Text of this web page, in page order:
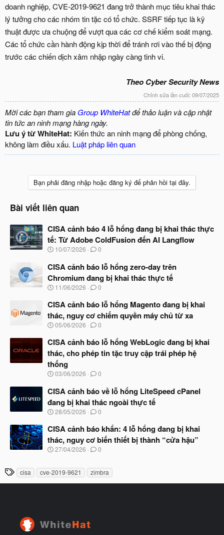
doanh nghiệp, CVE-2019-9621 đang trở thành mục tiêu khai thác
lý tưởng cho các nhóm tin tặc có tổ chức. SSRF tiếp tục là kỹ
thuật được ưa chuộng để vượt qua các cơ chế kiểm soát mạng.
Các tổ chức cần hành động kịp thời để tránh rơi vào thế bị động
trước các chiến dịch xâm nhập ngày càng tinh vi.
Theo Cyber Security News
Chỉnh sửa lần cuối: 09/07/2025
Mời các bạn tham gia Group WhiteHatđể thảo luận và cập nhật
tin tức an ninh mạng hàng ngày.
Lưu ý từ WhiteHat: Kiến thức an ninh mạng để phòng chống,
không làm điều xấu. Luật pháp liên quan
Bạn phải đăng nhập hoặc đăng ký để phản hồi tại đây.
Bài viết liên quan
CISA cảnh báo 4 lỗ hổng đang bị khai thác thực
tế: Từ Adobe ColdFusion đến AI Langflow
N
à
y
b
ắ
đ
ầ
u
10/07/2026 0
CISA cảnh báo lỗ hổng zero-day trên
Chromium đang bị khai thác thực tế
N
à
b
ắ
đ
ầ
u
11/06/2026 0
CISA cảnh báo lỗ hổng Magento đang bị khai
thác, nguy cơ chiếm quyền máy chủ từ xa
N
à
b
ắ
t
ầ
u
05/06/2026 0
CISA cảnh báo lỗ hổng WebLogic đang bị khai
thác, cho phép tin tặc truy cập trái phép hệ
thống
N
à
y
b
ắ
đ
ầ
u
03/06/2026 0
CISA cảnh báo về lỗ hổng LiteSpeed cPanel
đang bị khai thác ngoài thực tế
N
à
b
ắ
đ
ầ
u
28/05/2026 0
CISA cảnh báo khẩn: 4 lỗ hổng đang bị khai
thác, nguy cơ biến thiết bị thành “cửa hậu”
N
y
u
27/04/2026 0
T
h
cisa cve-2019-9621 zimbra